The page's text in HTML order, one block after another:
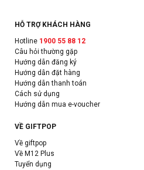
HỖ TRỢ KHÁCH HÀNG
Hotline 1900 55 88 12
Câu hỏi thường gặp
Hướng dẫn đăng ký
Hướng dẫn đặt hàng
Hướng dẫn thanh toán
Cách sử dụng
Hướng dẫn mua e-voucher
VỀ GIFTPOP
Về giftpop
Về M12 Plus
Tuyển dụng